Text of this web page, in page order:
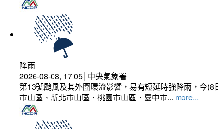
降雨
2026-08-08, 17:05│中央氣象署
第13號颱風及其外圍環流影響，易有短延時強降雨，今
市山區、新北市山區、桃園市山區、臺中市... more...